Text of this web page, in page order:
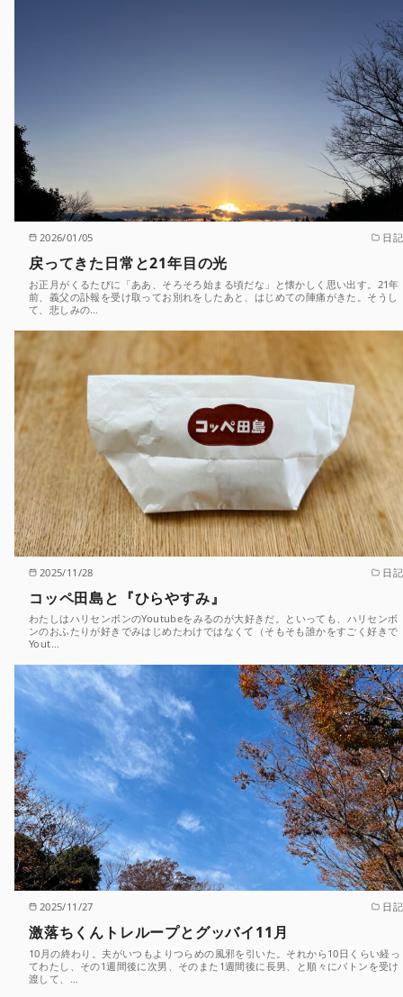
2026/01/05 日記
戻ってきた日常と21年目の光
お正月がくるたびに「ああ、そろそろ始まる頃だな」と懐かしく思い出す。21年
前、義父の訃報を受け取ってお別れをしたあと、はじめての陣痛がきた。そうし
て、悲しみの…
2025/11/28 日記
コッペ田島と『ひらやすみ』
わたしはハリセンボンのYoutubeをみるのが大好きだ。といっても、ハリセンボ
ンのおふたりが好きでみはじめたわけではなくて（そもそも誰かをすごく好きで
Yout…
2025/11/27 日記
激落ちくんトレループとグッバイ11月
10月の終わり。夫がいつもよりつらめの風邪を引いた。それから10日くらい経っ
てわたし、その1週間後に次男、そのまた1週間後に長男、と順々にバトンを受け
渡して、…